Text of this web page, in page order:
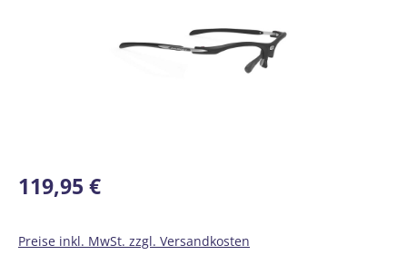
Regulärer Preis:
119,95 €
Preise inkl. MwSt. zzgl. Versandkosten